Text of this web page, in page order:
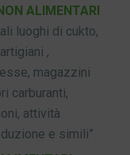
ALIMENTARI
luoghi di cukto,
,
magazzini
carburanti,
attività
e simili”